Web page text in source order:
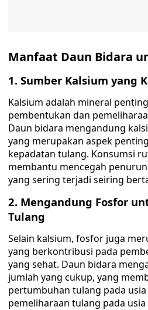
Manfaat Daun Bidara
1. Sumber Kalsium yang
Kalsium adalah mineral
pembentukan dan
Daun bidara mengandung
yang merupakan aspek
kepadatan tulang. Konsumsi
membantu mencegah
yang sering terjadi seiring
2. Mengandung Fosfor
Tulang
Selain kalsium, fosfor juga
yang berkontribusi pada
yang sehat. Daun bidara
jumlah yang cukup, yang
pertumbuhan tulang pada
pemeliharaan tulang pada usia